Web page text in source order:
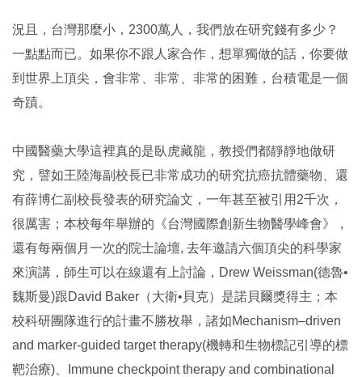
況且，台灣那麼小，2300萬人，我們放在研究錢有多少？
一點點而已。如果你不跟人家合作，想單獨做的話，你要做
到世界上頂尖，會非常、非常、非常的困難，台積電是一個
奇蹟。
中國醫藥大學這裡真的是臥虎藏龍，教授們都靜靜地做研
究，譬如王陸海副校長已非常成功的研究抗癌抗體藥物、還
有薛博仁副校長發表的研究論文，一年甚至被引用2千次，
很厲害；本校每年舉辦的《台灣國際創新生物醫學峰會》，
還有每兩個月一次的院士論壇, 去年邀請六個頂尖的科學家
來演講，師生可以在線還有上討論，Drew Weissman(德魯•
魏斯曼)跟David Baker（大衛•貝克）是諾貝爾獎得主；本
校科研團隊進行的計畫不勝枚舉，諸如Mechanism–driven
and marker-guided target therapy(機轉和生物標記引導的標
靶治療)、Immune checkpoint therapy and combinational